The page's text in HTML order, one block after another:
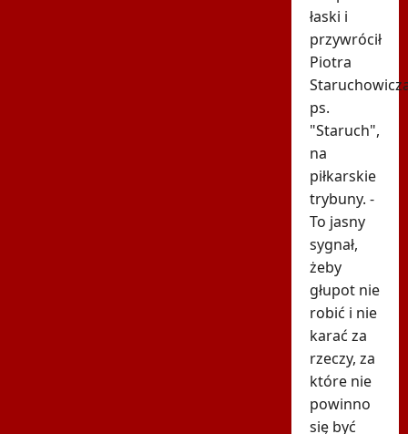
łaski i
przywrócił
Piotra
ps.
"Staruch",
na
piłkarskie
trybuny. -
To jasny
sygnał,
żeby
głupot nie
robić i nie
karać za
rzeczy, za
które nie
powinno
się być